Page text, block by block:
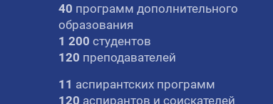
40 программ дополнительного
образования
1 200 студентов
120 преподавателей
11 аспирантских программ
120 аспирантов и соискателей